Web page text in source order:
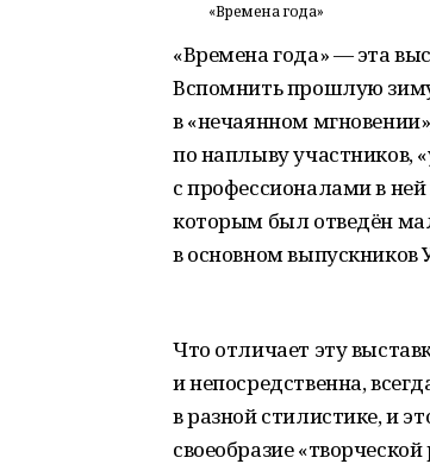
«Времена года»
«Времена года» — эта
Вспомнить прошлую
в «нечаянном
по наплыву участников,
с профессионалами в
которым был отведён
в основном выпускников
Что отличает эту
и непосредственна,
в разной стилистике, и
своеобразие